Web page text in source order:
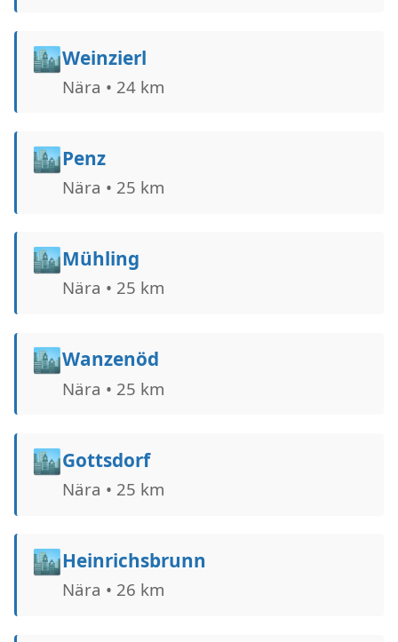
🏙️Weinzierl
Nära • 24 km
🏙️Penz
Nära • 25 km
🏙️Mühling
Nära • 25 km
🏙️Wanzenöd
Nära • 25 km
🏙️Gottsdorf
Nära • 25 km
🏙️Heinrichsbrunn
Nära • 26 km